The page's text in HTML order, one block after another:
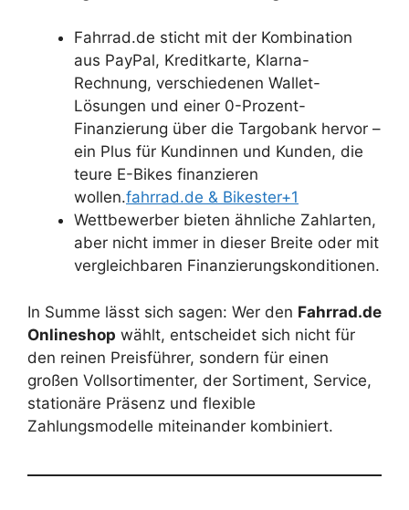
Fahrrad.de sticht mit der Kombination
aus PayPal, Kreditkarte, Klarna-
Rechnung, verschiedenen Wallet-
Lösungen und einer 0-Prozent-
Finanzierung über die Targobank hervor –
ein Plus für Kundinnen und Kunden, die
teure E-Bikes finanzieren
wollen.fahrrad.de & Bikester+1
Wettbewerber bieten ähnliche Zahlarten,
aber nicht immer in dieser Breite oder mit
vergleichbaren Finanzierungskonditionen.
In Summe lässt sich sagen: Wer den Fahrrad.de
Onlineshop wählt, entscheidet sich nicht für
den reinen Preisführer, sondern für einen
großen Vollsortimenter, der Sortiment, Service,
stationäre Präsenz und flexible
Zahlungsmodelle miteinander kombiniert.